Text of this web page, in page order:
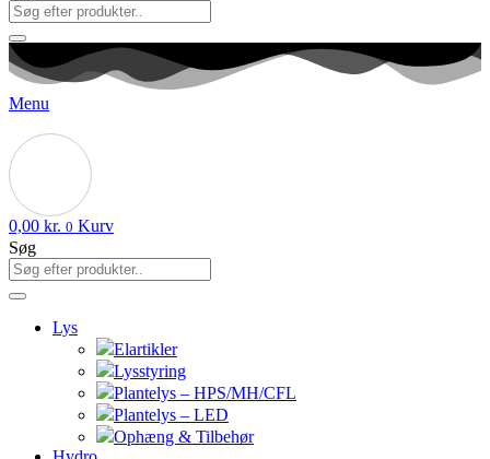
Menu
0,00 kr. 0 Kurv
Søg
Lys
Elartikler
Lysstyring
Plantelys – HPS/MH/CFL
Plantelys – LED
Ophæng & Tilbehør